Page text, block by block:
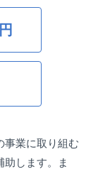
事業に取り組む
助します。ま